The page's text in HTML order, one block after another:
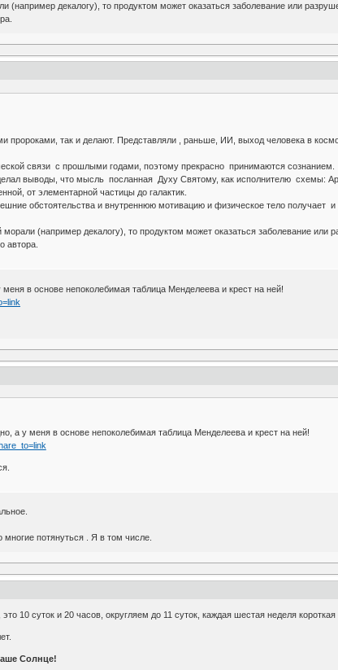
(например декалогу), то продуктом может оказаться заболевание или
пророками, так и делают. Представляли , раньше, ИИ, выход человека в
связи с прошлыми годами, поэтому прекрасно принимаются сознанием.
выводы, что мысль посланная Духу Святому, как исполнителю схемы:
от элементарной частицы до галактик.
обстоятельства и внутреннюю мотивацию и физическое тело
(например декалогу), то продуктом может оказаться заболевание или
автора.
в основе непоколебимая таблица Менделеева и крест на ней!
а у меня в основе непоколебимая таблица Менделеева и крест на ней!
потянуться . Я в том числе.
10 суток и 20 часов, округляем до 11 суток, каждая шестая неделя
Солнце!